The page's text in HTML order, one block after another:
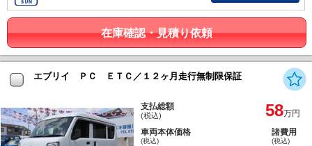
在庫確認・見積り依頼
エブリイ ＰＣ ＥＴＣ／１２ヶ月走行無制限保証
支払総額
(税込) 58万円
車両本体価格
(税込)
諸費用
(税込)